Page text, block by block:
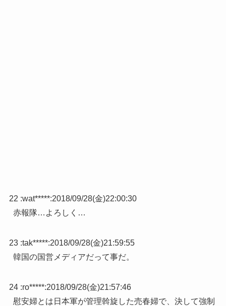
22 :wat*****:2018/09/28(金)22:00:30
赤報隊…よろしく…
23 :tak*****:2018/09/28(金)21:59:55
韓国の国営メディアだって事だ。
24 :ro*****:2018/09/28(金)21:57:46
慰安婦とは日本軍が管理斡旋した売春婦で、決して強制